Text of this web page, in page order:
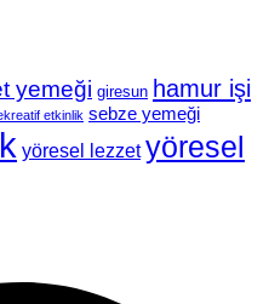
yemeği giresun hamur işi
etkinlik sebze yemeği
yöresel lezzet yöresel